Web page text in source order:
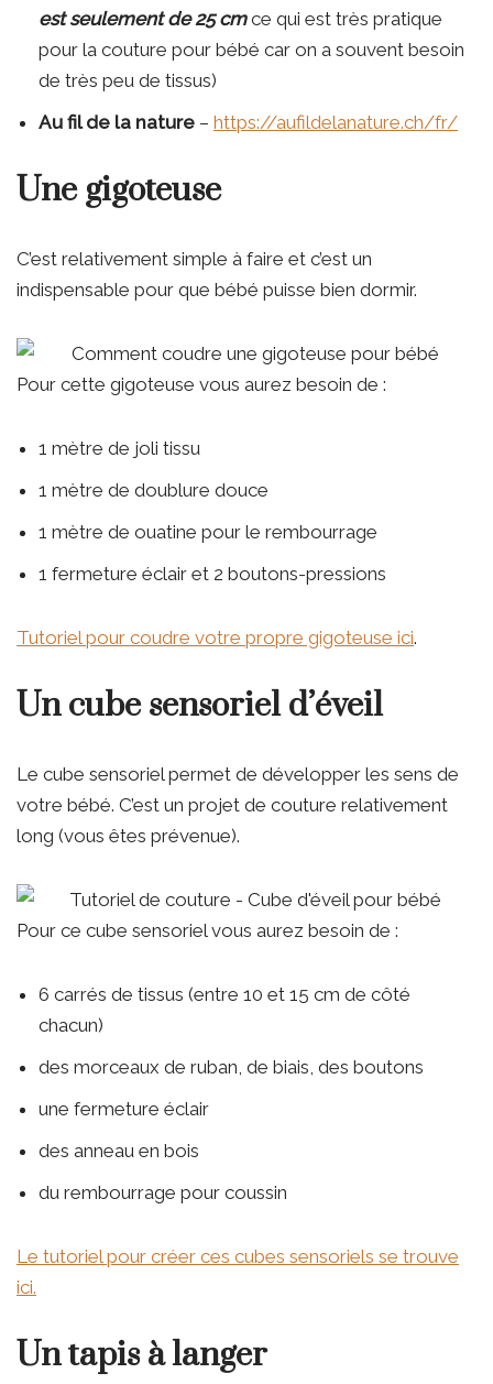
est seulement de 25 cmce qui est très pratique
pour la couture pour bébé car on a souvent besoin
de très peu de tissus)
Au fil de la nature – https://aufildelanature.ch/fr/
Une gigoteuse
C’est relativement simple à faire et c’est un
indispensable pour que bébé puisse bien dormir.
Pour cette gigoteuse vous aurez besoin de :
1 mètre de joli tissu
1 mètre de doublure douce
1 mètre de ouatine pour le rembourrage
1 fermeture éclair et 2 boutons-pressions
Tutoriel pour coudre votre propre gigoteuse ici.
Un cube sensoriel d’éveil
Le cube sensoriel permet de développer les sens de
votre bébé. C’est un projet de couture relativement
long (vous êtes prévenue).
Pour ce cube sensoriel vous aurez besoin de :
6 carrés de tissus (entre 10 et 15 cm de côté
chacun)
des morceaux de ruban, de biais, des boutons
une fermeture éclair
des anneau en bois
du rembourrage pour coussin
Le tutoriel pour créer ces cubes sensoriels se trouve
ici.
Un tapis à langer